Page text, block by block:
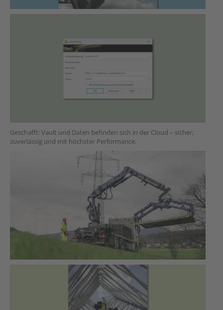
Geschafft: Vault und Daten befinden sich in der Cloud – sicher,
zuverlässig und mit höchster Performance.